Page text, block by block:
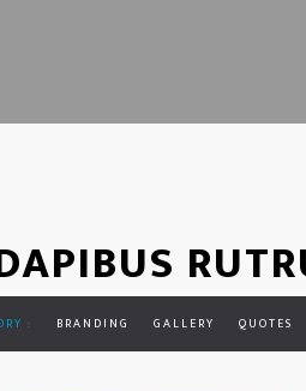
: BRANDING GALLERY QUOTES